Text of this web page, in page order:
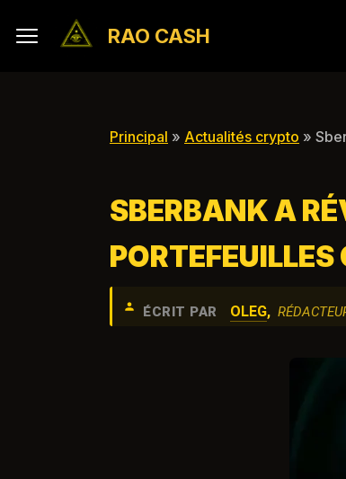
RAO CASH
Principal » Actualités crypto »
SBERBANK A
ÉCRIT PAR OLEG,